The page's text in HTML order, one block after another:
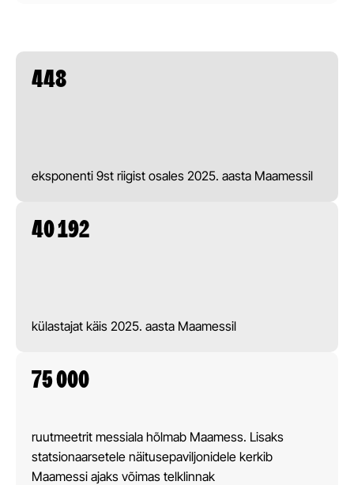
448
eksponenti 9st riigist osales 2025. aasta Maamessil
40 192
külastajat käis 2025. aasta Maamessil
75 000
ruutmeetrit messiala hõlmab Maamess. Lisaks
statsionaarsetele näitusepaviljonidele kerkib
Maamessi ajaks võimas telklinnak